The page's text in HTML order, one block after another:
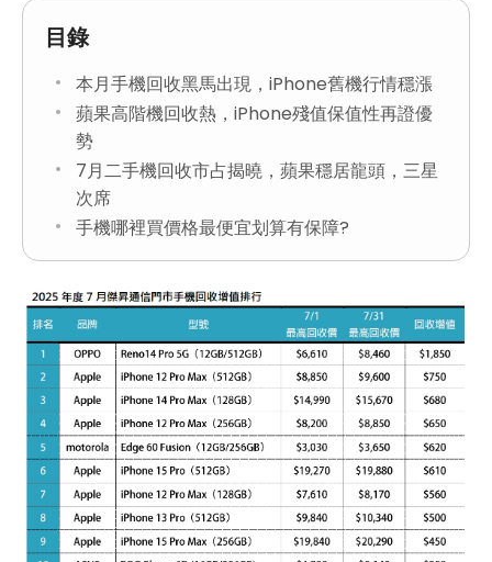
目錄
本月手機回收黑馬出現，iPhone舊機行情穩漲
蘋果高階機回收熱，iPhone殘值保值性再證優
勢
7月二手機回收市占揭曉，蘋果穩居龍頭，三星
次席
手機哪裡買價格最便宜划算有保障?